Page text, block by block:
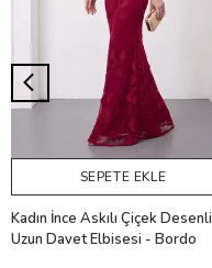
SEPETE EKLE
Kadın İnce Askılı Çiçek Desenli
Uzun Davet Elbisesi - Bordo